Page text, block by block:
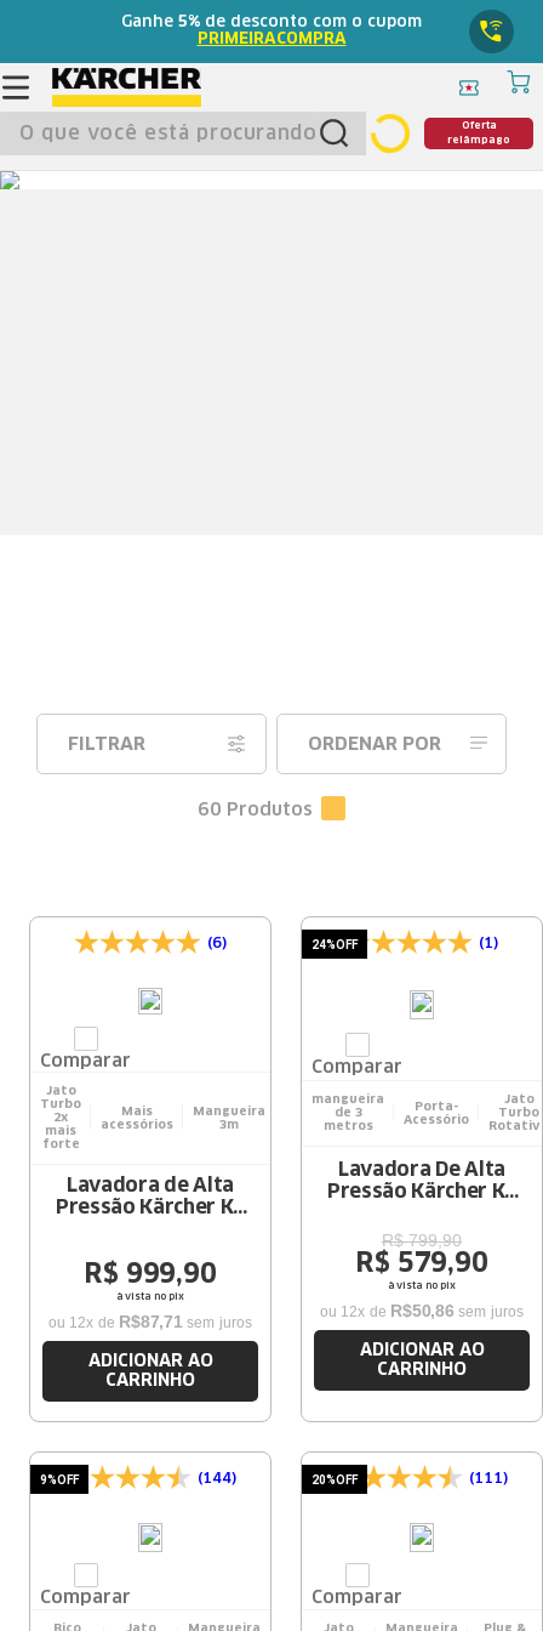
Ganhe 5% de desconto com o cupom
PRIMEIRACOMPRA
O que você está procurando?
Oferta
relâmpago
FILTRAR ORDENAR POR
60 Produtos
(6)
Comparar
Jato
Turbo
2x
mais
forte
Mais
acessórios
Mangueira
3m
Lavadora de Alta
Pressão Kärcher K5
R$ 999,90
à vista no pix
ou 12x de R$87,71 sem juros
ADICIONAR AO
CARRINHO
(1)
Comparar
mangueira
de 3
metros
Porta-
Acessório
Jato
Turbo
Lavadora De Alta
Pressão Kärcher K2
1400W
24%OFF
R$ 799,90
R$ 579,90
à vista no pix
ou 12x de R$50,86 sem juros
ADICIONAR AO
CARRINHO
(144)
Comparar
Bico
Jato
Mangueira
9%OFF (111)
Comparar
Jato
Mangueira
Plug &
20%OFF